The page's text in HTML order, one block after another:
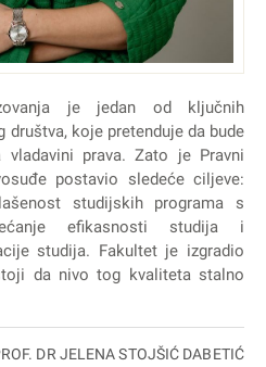
je jedan od ključnih
društva, koje pretenduje da bude
prava. Zato je Pravni
postavio sledeće ciljeve:
studijskih programa s
efikasnosti studija i
studija. Fakultet je izgradio
da nivo tog kvaliteta stalno
DR JELENA STOJŠIĆ DABETIĆ